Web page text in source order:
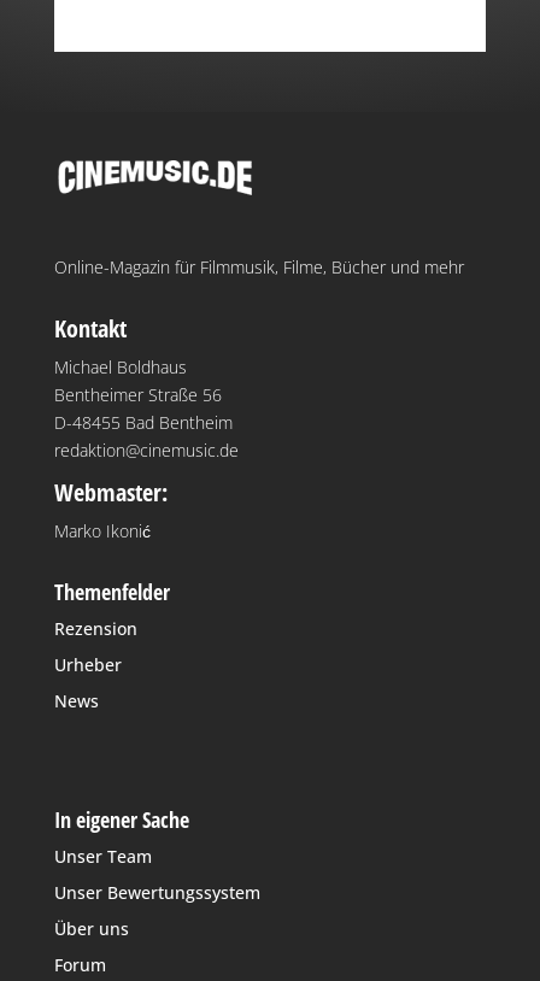
Online-Magazin für Filmmusik, Filme, Bücher und mehr
Kontakt
Michael Boldhaus
Bentheimer Straße 56
D-48455 Bad Bentheim
redaktion@cinemusic.de
Webmaster:
Marko Ikonić
Themenfelder
Rezension
Urheber
News
In eigener Sache
Unser Team
Unser Bewertungssystem
Über uns
Forum